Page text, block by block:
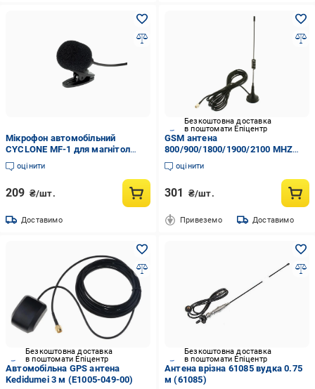
Мікрофон автомобільний
CYCLONE MF-1 для магнітол
(110440Ep)
оцінити
209 ₴/шт.
Доставимо
Безкоштовна доставка
в поштомати Епіцентр
GSM антена
800/900/1800/1900/2100 MHZ
SMA c посиленням 7 дБ на
магніті
оцінити
301 ₴/шт.
Привеземо Доставимо
Безкоштовна доставка
в поштомати Епіцентр
Автомобільна GPS антена
Kedidumei 3 м (Е1005-049-00)
Безкоштовна доставка
в поштомати Епіцентр
Антена врізна 61085 вудка 0.75
м (61085)